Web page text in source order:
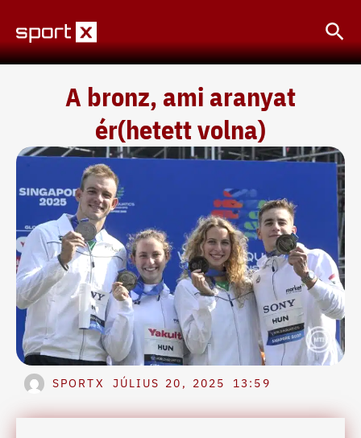
content
A bronz, ami aranyat
ér(hetett volna)
SPORTX JÚLIUS 20, 2025 13:59